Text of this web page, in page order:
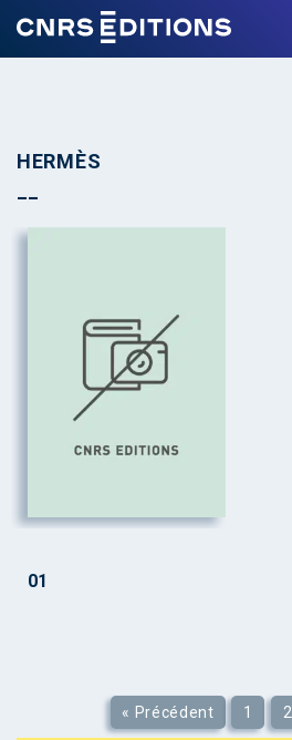
HERMÈS
01
« Précédent 1 2